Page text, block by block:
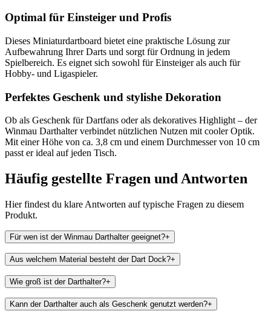
Optimal für Einsteiger und Profis
Dieses Miniaturdartboard bietet eine praktische Lösung zur
Aufbewahrung Ihrer Darts und sorgt für Ordnung in jedem
Spielbereich. Es eignet sich sowohl für Einsteiger als auch für
Hobby- und Ligaspieler.
Perfektes Geschenk und stylishe Dekoration
Ob als Geschenk für Dartfans oder als dekoratives Highlight – der
Winmau Darthalter verbindet nützlichen Nutzen mit cooler Optik.
Mit einer Höhe von ca. 3,8 cm und einem Durchmesser von 10 cm
passt er ideal auf jeden Tisch.
Häufig gestellte Fragen undAntworten
Hier findest du klare Antworten auf typische Fragen zu diesem
Produkt.
Für wen ist der Winmau Darthalter geeignet?+
Aus welchem Material besteht der Dart Dock?+
Wie groß ist der Darthalter?+
Kann der Darthalter auch als Geschenk genutzt werden?+